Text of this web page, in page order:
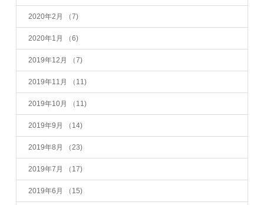
2020年2月 （7)
2020年1月 （6)
2019年12月 （7)
2019年11月 （11)
2019年10月 （11)
2019年9月 （14)
2019年8月 （23)
2019年7月 （17)
2019年6月 （15)